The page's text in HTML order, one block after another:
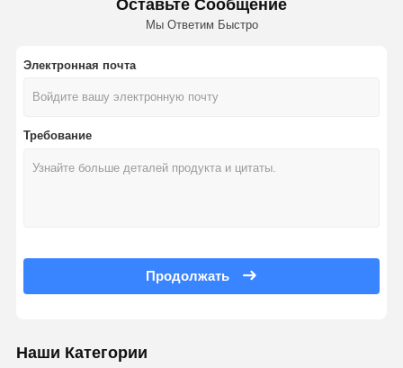
Оставьте Сообщение
Мы Ответим Быстро
Электронная почта
Требование
Продолжать
Наши Категории